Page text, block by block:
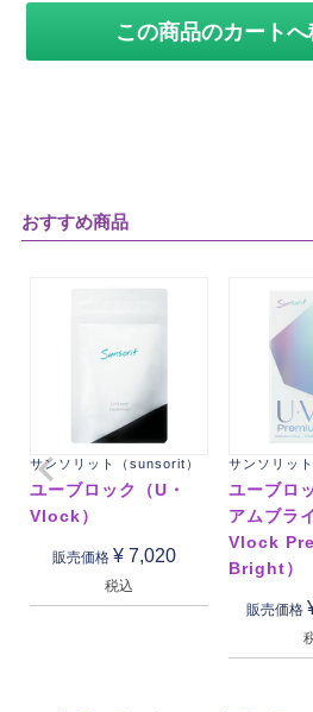
この商品のカート
おすすめ商品
サンソリット（sunsorit）
ユーブロック（U・
Vlock）
販売価格 ¥ 7,020
税込
サンソリッ
ユーブロ
アムブラ
Vlock
Bright）
販売価格